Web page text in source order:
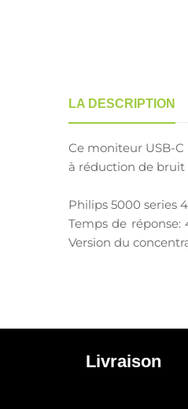
LA DESCRIPTION
Ce moniteur USB-
à réduction de bruit
Philips 5000 series
Temps de réponse:
Version du
Livraison